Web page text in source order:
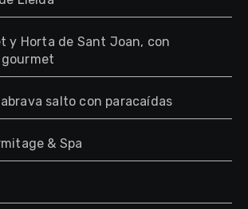
y Horta de Sant Joan, con
salto con paracaídas
& Spa